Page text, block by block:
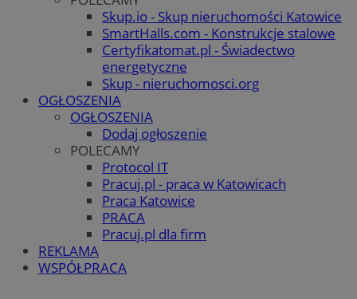
Skup.io - Skup nieruchomości Katowice
SmartHalls.com - Konstrukcje stalowe
Certyfikatomat.pl - Świadectwo
energetyczne
Skup - nieruchomosci.org
OGŁOSZENIA
OGŁOSZENIA
Dodaj ogłoszenie
POLECAMY
Protocol IT
Pracuj.pl - praca w Katowicach
Praca Katowice
PRACA
Pracuj.pl dla firm
REKLAMA
WSPÓŁPRACA